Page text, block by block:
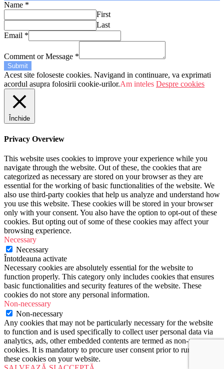
Name *
First
Last
Email *
Comment or Message *
Submit
Acest site foloseste cookies. Navigand in continuare, va exprimati
acordul asupra folosirii cookie-urilor.Am inteles Despre cookies
Închide
Privacy Overview
This website uses cookies to improve your experience while you
navigate through the website. Out of these, the cookies that are
categorized as necessary are stored on your browser as they are
essential for the working of basic functionalities of the website. We
also use third-party cookies that help us analyze and understand how
you use this website. These cookies will be stored in your browser
only with your consent. You also have the option to opt-out of these
cookies. But opting out of some of these cookies may affect your
browsing experience.
Necessary
Necessary
Întotdeauna activate
Necessary cookies are absolutely essential for the website to
function properly. This category only includes cookies that ensures
basic functionalities and security features of the website. These
cookies do not store any personal information.
Non-necessary
Non-necessary
Any cookies that may not be particularly necessary for the website
to function and is used specifically to collect user personal data via
analytics, ads, other embedded contents are termed as non-necessary
cookies. It is mandatory to procure user consent prior to running
these cookies on your website.